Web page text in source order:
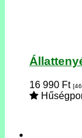
16 990 Ft